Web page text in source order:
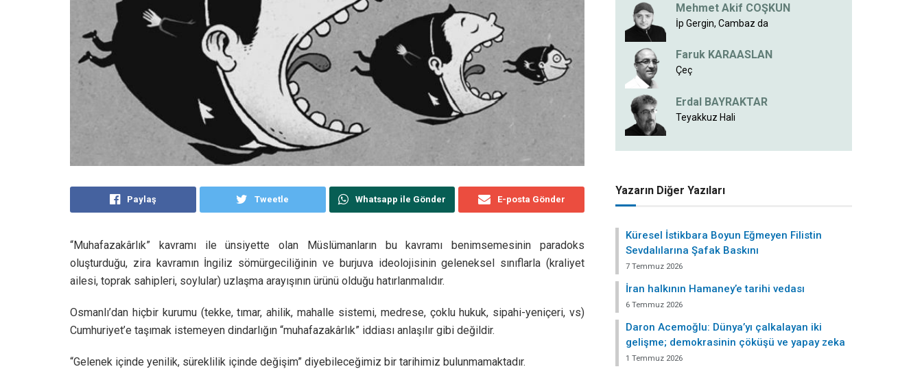
Paylaş Tweetle Whatsapp ile Gönder E-posta Gönder
“Muhafazakârlık” kavramı ile ünsiyette olan Müslümanların bu kavramı benimsemesinin paradoks
oluşturduğu, zira kavramın İngiliz sömürgeciliğinin ve burjuva ideolojisinin geleneksel sınıflarla (kraliyet
ailesi, toprak sahipleri, soylular) uzlaşma arayışının ürünü olduğu hatırlanmalıdır.
Osmanlı’dan hiçbir kurumu (tekke, tımar, ahilik, mahalle sistemi, medrese, çoklu hukuk, sipahi-yeniçeri, vs)
Cumhuriyet’e taşımak istemeyen dindarlığın “muhafazakârlık” iddiası anlaşılır gibi değildir.
“Gelenek içinde yenilik, süreklilik içinde değişim” diyebileceğimiz bir tarihimiz bulunmamaktadır.
Mehmet Akif COŞKUN
İp Gergin, Cambaz da
Faruk KARAASLAN
Çeç
Erdal BAYRAKTAR
Teyakkuz Hali
Yazarın Diğer Yazıları
Küresel İstikbara Boyun Eğmeyen Filistin
Sevdalılarına Şafak Baskını
7 Temmuz 2026
İran halkının Hamaney’e tarihi vedası
6 Temmuz 2026
Daron Acemoğlu: Dünya’yı çalkalayan iki
gelişme; demokrasinin çöküşü ve yapay zeka
1 Temmuz 2026